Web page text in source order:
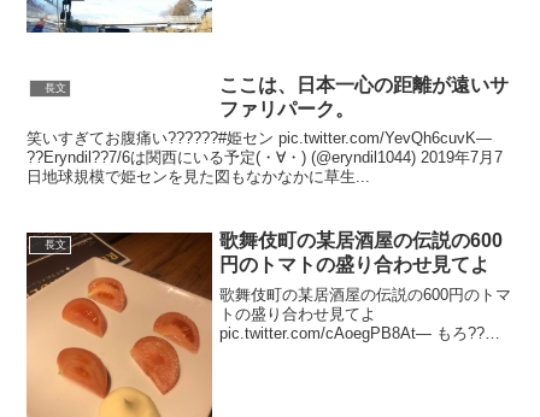
長文
ここは、日本一心の距離が遠いサ
ファリパーク。
笑いすぎてお腹痛い??????#姫セン pic.twitter.com/YevQh6cuvK—
??Eryndil??7/6は関西にいる予定(・∀・) (@eryndil1044) 2019年7月7
日地球規模で姫センを見た図もなかなかに草生...
長文
歌舞伎町の某居酒屋の伝説の600
円のトマトの盛り合わせ見てよ
歌舞伎町の某居酒屋の伝説の600円のトマ
トの盛り合わせ見てよ
pic.twitter.com/cAoegPB8At— もろ??通